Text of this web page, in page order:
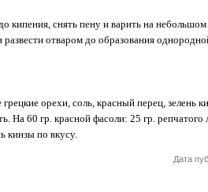
кипения, снять пену и варить на небольшом
отваром до образования
орехи, соль, красный перец, зелень
На 60 гр. красной фасоли: 25 гр. репчатого
кинзы по вкусу.
Дата